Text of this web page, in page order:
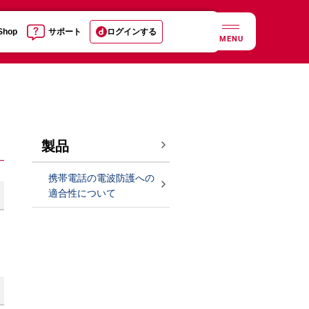
サポート ログインする
MENU
製品
携帯電話の電波防護への
適合性について